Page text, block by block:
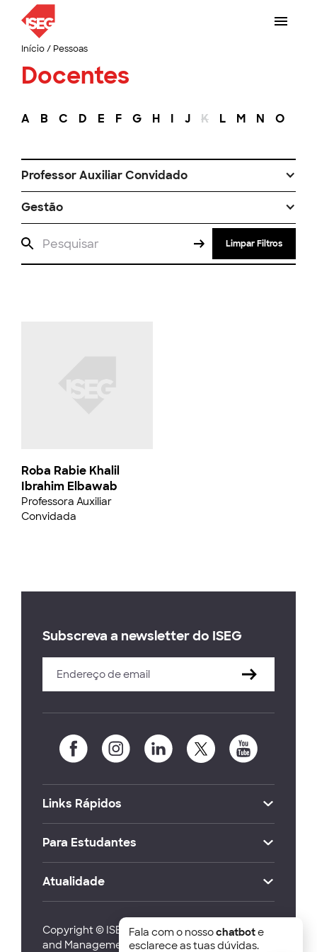
Início/ Pessoas
Docentes
A B C D E F G H I J K L M N O
Professor Auxiliar Convidado
Gestão
Limpar Filtros
Roba Rabie Khalil
Ibrahim Elbawab
Professora Auxiliar
Convidada
Subscreva a newsletter do ISEG
Links Rápidos
Para Estudantes
Atualidade
Copyright © ISEG Lisbon School of Economics
and Management 2026
Fala com o nossochatbote
esclarece as tuas dúvidas.